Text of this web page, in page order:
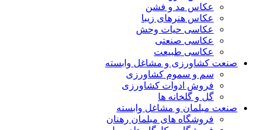
عکاس مد و فشن
عکاس هنرهای زیبا
عکاسی حیات وحش
عکاسی صنعتی
عکاسی طبیعت
صنعت کشاورزی و مشاغل وابسته
سم و سموم کشاورزی
فروش ادوات کشاورزی
گل و گلخانه ها
صنعت مبلمان و مشاغل وابسته
فروشگاه های مبلمان رهنان